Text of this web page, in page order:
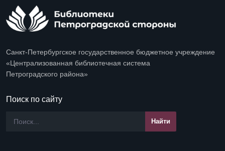
Санкт-Петербургское государственное бюджетное учреждение
«Централизованная библиотечная система
Петроградского района»
Поиск по сайту